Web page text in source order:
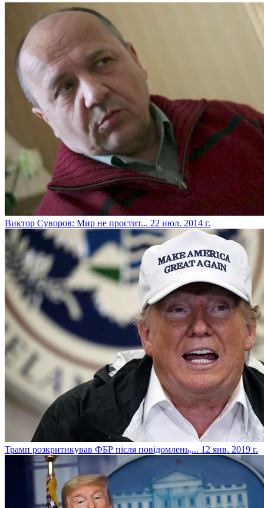
Виктор Суворов: Мир не простит... 22 июл. 2014 г.
​Трамп розкритикував ФБР після повідомлень,... 12 янв. 2019 г.